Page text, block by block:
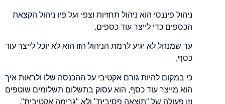
ניהול פיננסי הוא ניהול תחזיות וצפי ועל פיו ניהול הקצאת
הכספים כדי לייצר עוד כספים.
עד שמנהל לא יגיע לרמת הניהול הזו הוא לא יוכל לייצר עוד
כסף,
כי במקום להיות גורם אקטיבי על ההכנסה שלו ולראות איך
הוא מייצר עוד כסף, הוא עסוק בתשלום תשלומים שוטפים
וזו פעולה של "תוצאה פסיבית" ולא "גרימה אקטיבית".